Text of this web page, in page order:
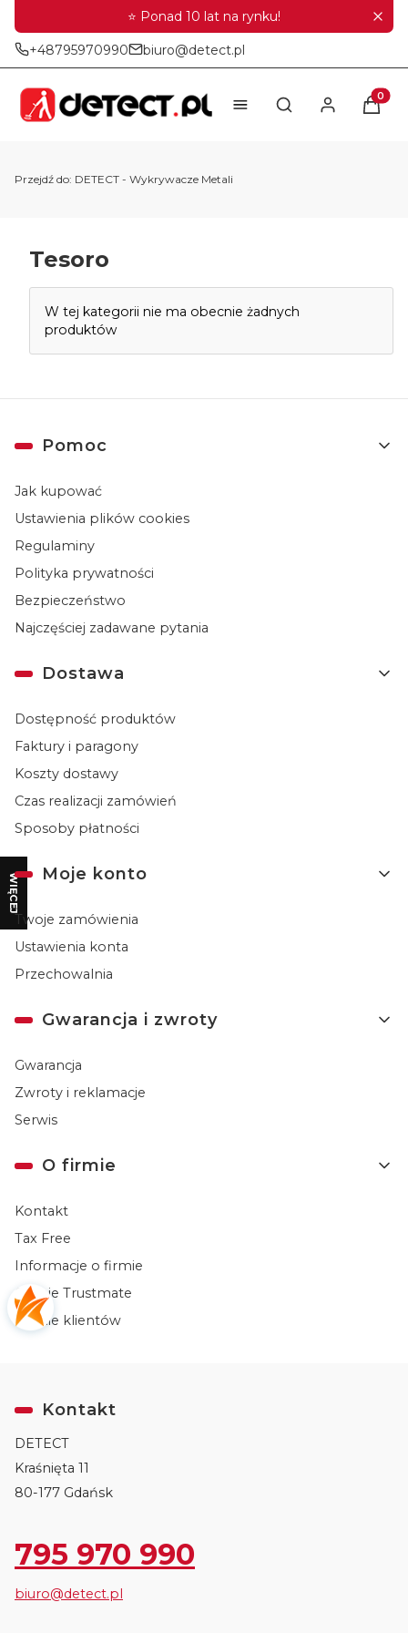
⭐ Ponad 10 lat na rynku!
+48795970990 biuro@detect.pl
Otwórz
WIĘCEJ
Przejdź do: DETECT - Wykrywacze Metali
Tesoro
Lista produktów
W tej kategorii nie ma obecnie żadnych
produktów
Linki w stopce
Pomoc
Jak kupować
Ustawienia plików cookies
Regulaminy
Polityka prywatności
Bezpieczeństwo
Najczęściej zadawane pytania
Dostawa
Dostępność produktów
Faktury i paragony
Koszty dostawy
Czas realizacji zamówień
Sposoby płatności
Moje konto
Twoje zamówienia
Ustawienia konta
Przechowalnia
Gwarancja i zwroty
Gwarancja
Zwroty i reklamacje
Serwis
O firmie
Kontakt
Tax Free
Informacje o firmie
Opinie Trustmate
Opinie klientów
Kontakt
DETECT
Kraśnięta 11
80-177 Gdańsk
795 970 990
biuro@detect.pl